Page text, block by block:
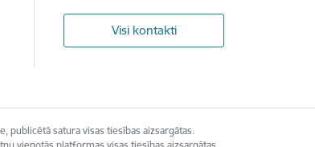
Visi kontakti
publicētā satura visas tiesības aizsargātas.